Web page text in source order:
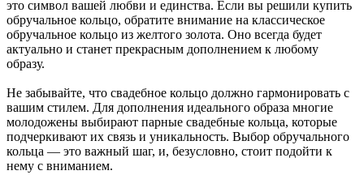
это символ вашей любви и единства. Если вы решили купить
обручальное кольцо, обратите внимание на классическое
обручальное кольцо из желтого золота. Оно всегда будет
актуально и станет прекрасным дополнением к любому
образу.
Не забывайте, что свадебное кольцо должно гармонировать с
вашим стилем. Для дополнения идеального образа многие
молодожены выбирают парные свадебные кольца, которые
подчеркивают их связь и уникальность. Выбор обручального
кольца — это важный шаг, и, безусловно, стоит подойти к
нему с вниманием.